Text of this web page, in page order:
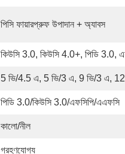
পিসি ফায়ারপ্রুফ উপাদান + অ্যাবস
কিউসি 3.0, কিউসি 4.0+, পিডি 3.0,
5 ভি/4.5 এ, 5 ভি/3 এ, 9 ভি/3 এ,
পিডি 3.0/কিউসি 3.0/এফসিপি/এএফসি
কালো/নীল
গ্রহণযোগ্য